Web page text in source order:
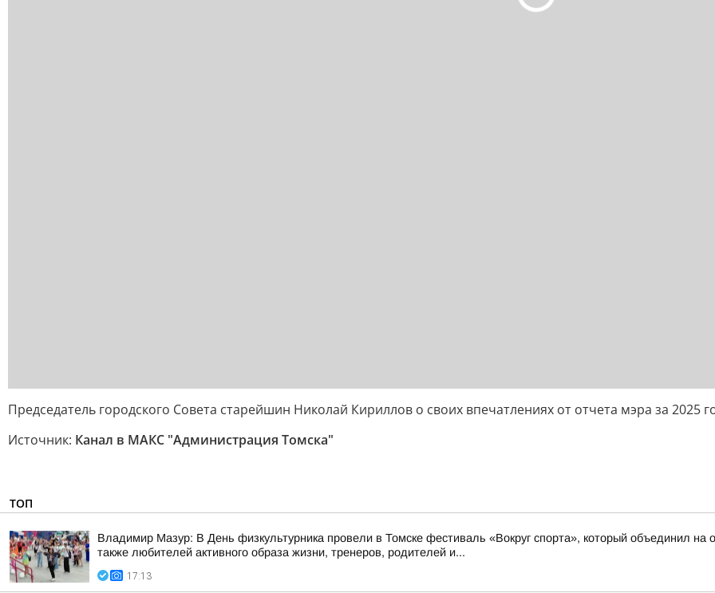
Председатель городского Совета старейшин Николай Кириллов о своих впечатлениях от отчета мэра за 2025
Источник: Канал в МАКС "Администрация Томска"
ТОП
Владимир Мазур: В День физкультурника провели в Томске фестиваль «Вокруг спорта», который объединил
также любителей активного образа жизни, тренеров, родителей и...
17:13